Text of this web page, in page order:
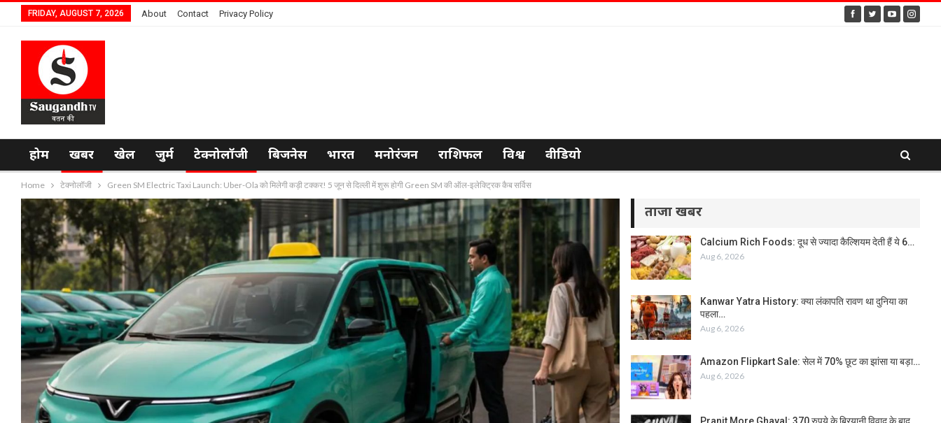
FRIDAY, AUGUST 7, 2026 About Contact Privacy Policy
होम खबर खेल जुर्म टेक्नोलॉजी बिजनेस भारत मनोरंजन राशिफल विश्व वीडियो
Home टेक्नोलॉजी Green SM Electric Taxi Launch: Uber-Ola को मिलेगी कड़ी टक्कर! 5 जून से दिल्ली में शुरू होगी Green SM की ऑल-इलेक्ट्रिक कैब सर्विस
ताजा खबर
Calcium Rich Foods: दूध से ज्यादा कैल्शियम देती हैं ये 6…
Aug 6, 2026
Kanwar Yatra History: क्या लंकापति रावण था दुनिया का
पहला…
Aug 6, 2026
Amazon Flipkart Sale: सेल में 70% छूट का झांसा या बड़ा…
Aug 6, 2026